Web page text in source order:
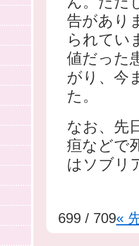
告があり
られてい
値だった
がり、今
た。
なお、先
疸などで
はソブリ
699 / 709«